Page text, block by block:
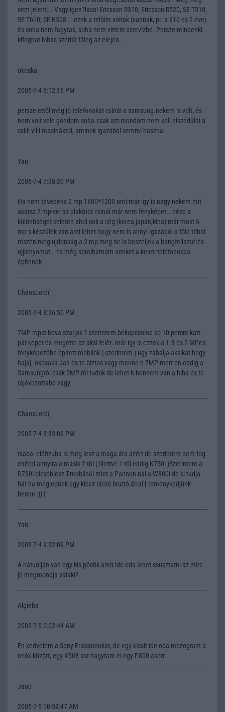
sem jelent... Vagy igen?laca! Ericsson R310, Ericsson R520, SE T310,
SE T610, SE K508... ezek a telõim voltak (vannak, pl. a 610-es 2 éve)
és soha nem fagytak, soha nem vittem szervízbe. Persze mindenki
kifoghat hibás szériát fõleg az elején.
okoska
2005-7-4 6:12:16 PM
persze ettõl még jó telefonokat csinál a samsung.nekem is volt, és
nem volt vele gondom soha.csak azt mondom nem kell elszédülni a
csilli-villi masináktól, aminek igazából semmi haszna.
Yan
2005-7-4 7:38:30 PM
Ha nem tévedeka 2 mp 1600*1200 ami már igy is nagy nekem mit
akarsz 7 mp-vel az plakátot csinál már nem fényképet...nézd a
különbséget keleten ahol sok a cég (korea,japán,kina) már most 6
mp-s készülék van ami lehet hogy nem is annyi igazából a föld többi
részén még ujdonság a 2 mp meg ne is beszéljek a hangfelismerés
ujjlenyomat...és még sorolhatnám amiket a keleti telefonokba
épitenek
ChaosLord(
2005-7-4 8:26:50 PM
7MP mpst hova szarjak ? szerintem bekapcsolod kb 10 percre katt
pár képet és megette az aksi felét. már igy is ezzek a 1.3 és 2 MPes
fényképezõbe épített mobilok ( szerintem ) ugy zabálja aksikat hogy
hajaj. okosaka:Jah és te biztos vagy menne h 7MP mert én eddig a
Samsungtól csak 5MP-rõl tudok de lehet h bennem van a hiba és te
tájékozottabb vagy.
ChaosLord(
2005-7-4 8:33:06 PM
tsaba: elõfizuba is meg lesz a maga ára azért de szerintem nem fog
eltérni annyira a másik 2-tõl ( illettve 1-tõl eddig K750i )Szerintem a
D750i olcsóblesz T-mobilnál mint a Pannon-nál a W800i de ki tudja
hát ha meglepnek egy kicsit olcsó bruttó árral [ reménykedjünk
benne :)) ]
Yan
2005-7-4 9:52:09 PM
A hátuulján van egy kis pöcök amit ide-oda lehet csusztatni az mire
jó megmondja valaki?
Algieba
2005-7-5 2:02:44 AM
Én kedvelem a Sony Ericssonokat, de egy kicsit ide-oda mozogtam a
telók között, egy K508-ast hagytam el egy P800-asért.
Jano
2005-7-5 10:59:47 AM